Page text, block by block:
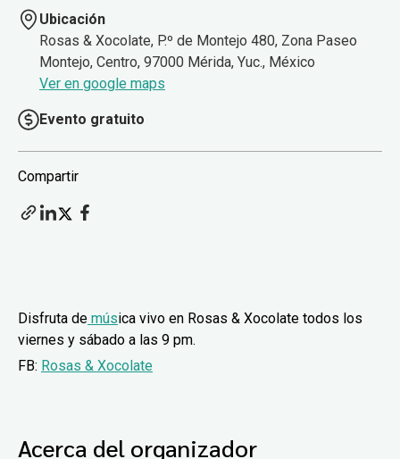
Ubicación
Rosas & Xocolate, P.º de Montejo 480, Zona Paseo
Montejo, Centro, 97000 Mérida, Yuc., México
Ver en google maps
Evento gratuito
Compartir
Disfruta de música vivo en Rosas & Xocolate todos los
viernes y sábado a las 9 pm.
FB: Rosas & Xocolate
Acerca del organizador